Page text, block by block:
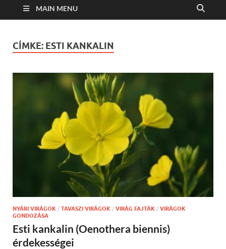
MAIN MENU
CÍMKE: ESTI KANKALIN
NYÁRI VIRÁGOK / TAVASZI VIRÁGOK / VIRÁG FAJTÁK / VIRÁGOK
GONDOZÁSA
Esti kankalin (Oenothera biennis)
érdekességei